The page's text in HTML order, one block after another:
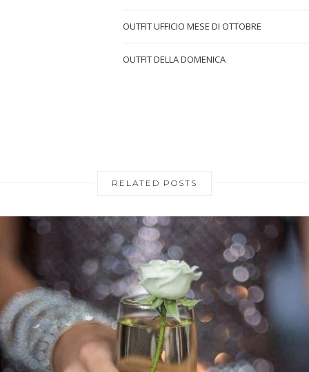
OUTFIT UFFICIO MESE DI OTTOBRE
OUTFIT DELLA DOMENICA
RELATED POSTS